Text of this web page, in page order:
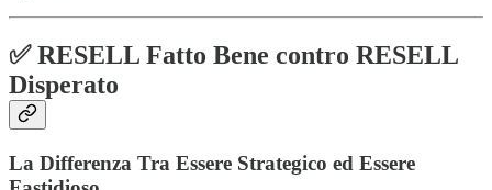
✅ RESELL Fatto Bene contro RESELL
Disperato
La Differenza Tra Essere Strategico ed Essere